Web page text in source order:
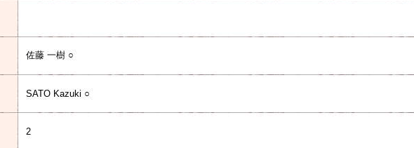
佐藤 一樹 ○
SATO Kazuki ○
2